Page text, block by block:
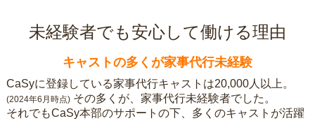
未経験者でも安心して働ける理由
キャストの多くが家事代行未経験
CaSyに登録している家事代行キャストは20,000人以上。
(2024年6月時点) その多くが、家事代行未経験者でした。
それでもCaSy本部のサポートの下、多くのキャストが活躍